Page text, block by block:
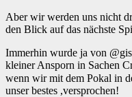
Aber wir werden uns nicht
den Blick auf das nächste
Immerhin wurde ja von
kleiner Ansporn in Sachen
wenn wir mit dem Pokal in
unser bestes ,versprochen!